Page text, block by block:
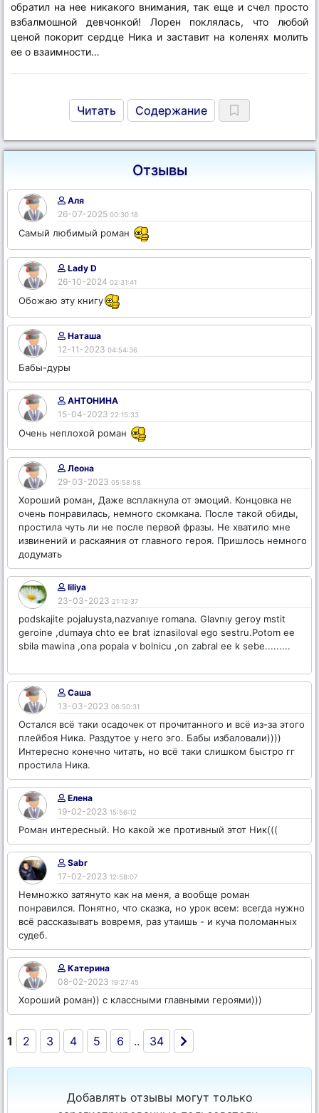
обратил на нее никакого внимания, так еще и счел просто
взбалмошной девчонкой! Лорен поклялась, что любой
ценой покорит сердце Ника и заставит на коленях молить
ее о взаимности…
Читать Содержание
Отзывы
Аля
26-07-2025 00:30:18
Самый любимый роман
Lady D
26-10-2024 02:31:41
Обожаю эту книгу
Наташа
12-11-2023 04:54:36
Бабы-дуры
АНТОНИНА
15-04-2023 22:15:33
Очень неплохой роман
Леона
29-03-2023 05:58:58
Хороший роман, Даже всплакнула от эмоций. Концовка не
очень понравилась, немного скомкана. После такой обиды,
простила чуть ли не после первой фразы. Не хватило мне
извинений и раскаяния от главного героя. Пришлось немного
додумать
liliya
23-03-2023 21:12:37
podskajite pojaluysta,nazvanıye romana. Glavnıy geroy mstit
geroine ,dumaya chto ee brat iznasiloval ego sestru.Potom ee
sbila mawina ,ona popala v bolnicu ,on zabral ee k sebe.........
Саша
13-03-2023 06:50:31
Остался всё таки осадочек от прочитанного и всё из-за этого
плейбоя Ника. Раздутое у него эго. Бабы избаловали))))
Интересно конечно читать, но всё таки слишком быстро гг
простила Ника.
Елена
19-02-2023 15:56:12
Роман интересный. Но какой же противный этот Ник(((
Sabr
17-02-2023 12:58:07
Немножко затянуто как на меня, а вообще роман
понравился. Понятно, что сказка, но урок всем: всегда нужно
всё рассказывать вовремя, раз утаишь - и куча поломанных
судеб.
Катерина
08-02-2023 19:27:45
Хороший роман)) с классными главными героями)))
1 2 3 4 5 6 .. 34
Добавлять отзывы могут только